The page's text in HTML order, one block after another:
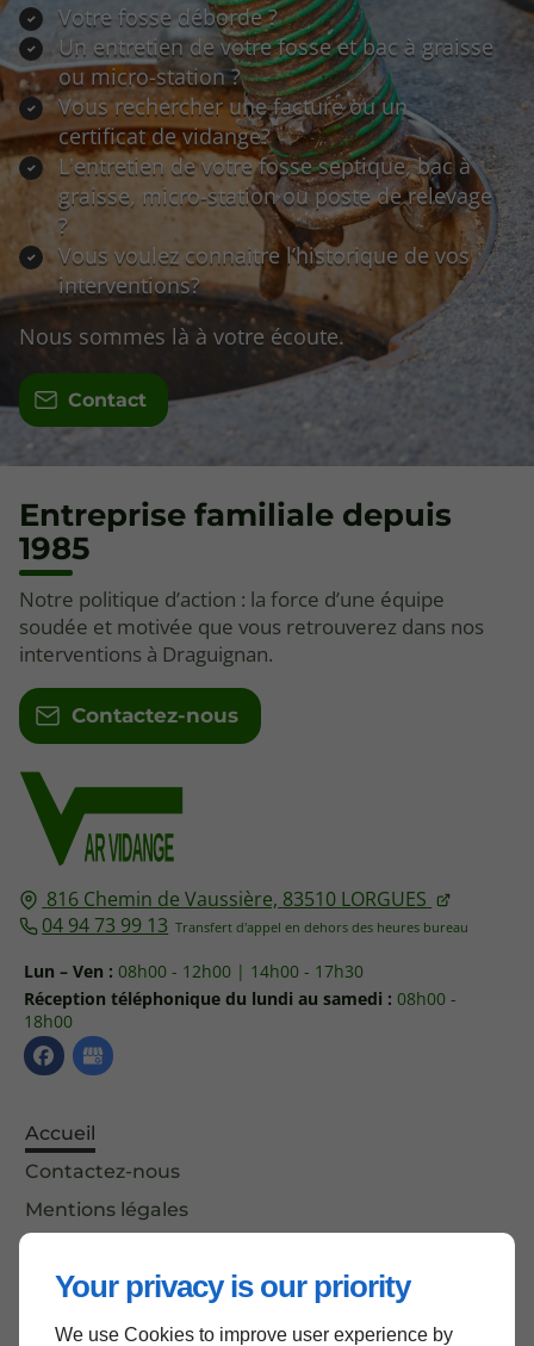
Your privacy is our priority
We use Cookies to improve user experience by
Votre fosse déborde ?
Un entretien de votre fosse et bac à graisse
ou micro-station ?
Vous rechercher une facture ou un
certificat de vidange?
L'entretien de votre fosse septique, bac à
graisse, micro-station ou poste de relevage
?
Vous voulez connaitre l’historique de vos
interventions?
Nous sommes là à votre écoute.
Contact
816 Chemin de Vaussière, 83510 LORGUES
04 94 73 99 13
Lun – Ven : 08h00 - 12h00 | 14h00 - 17h30
Réception téléphonique du lundi au samedi : 08h00 -
18h00
Accueil
Contactez-nous
Mentions légales
Entreprise familiale depuis
1985
Notre politique d’action : la force d’une équipe
soudée et motivée que vous retrouverez dans nos
interventions à Draguignan.
Contactez-nous